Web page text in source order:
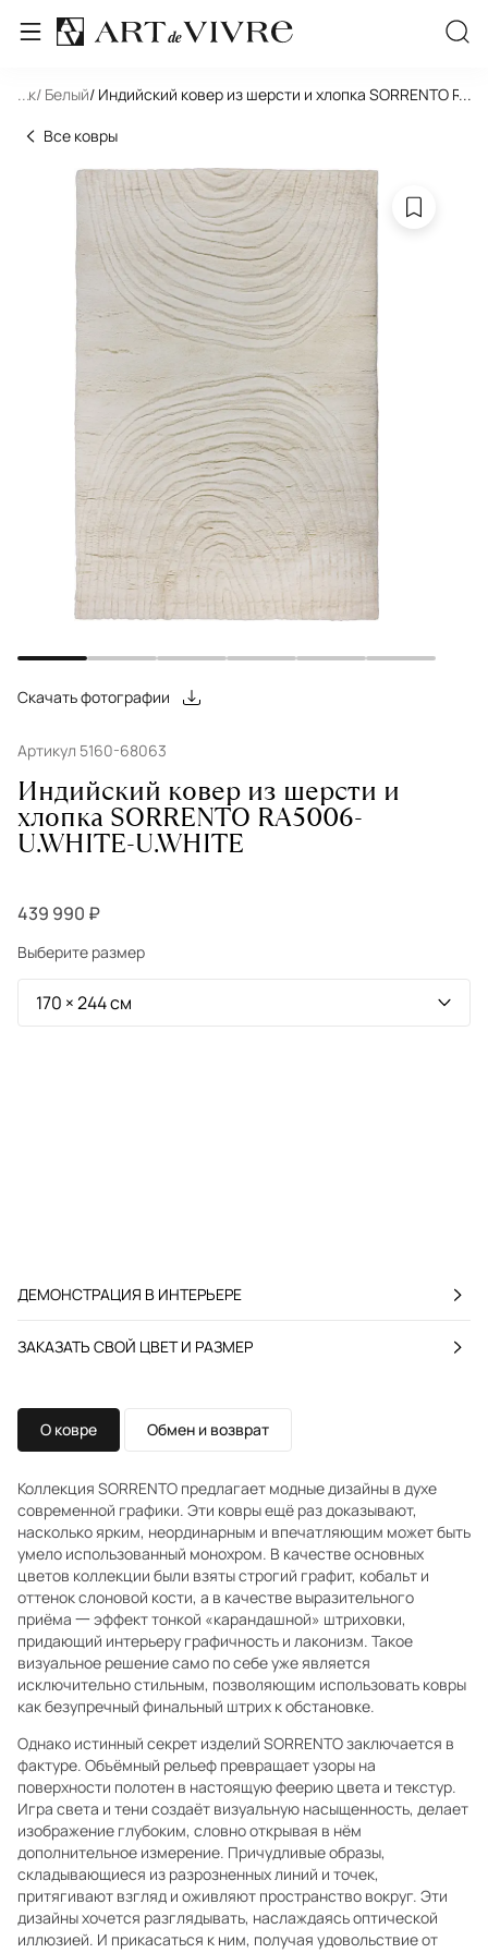
... / Белый/ Индийский ковер из шерсти и хлопка SORRENTO ...
Все ковры
Скачать фотографии
Артикул 5160-68063
Индийский ковер из шерсти и
хлопка SORRENTO RA5006-
U.WHITE-U.WHITE
439 990 ₽
Выберите размер
ДЕМОНСТРАЦИЯ В ИНТЕРЬЕРЕ
ЗАКАЗАТЬ СВОЙ ЦВЕТ И РАЗМЕР
О ковре Обмен и возврат
Коллекция SORRENTO предлагает модные дизайны в духе
современной графики. Эти ковры ещё раз доказывают,
насколько ярким, неординарным и впечатляющим может быть
умело использованный монохром. В качестве основных
цветов коллекции были взяты строгий графит, кобальт и
оттенок слоновой кости, а в качестве выразительного
приёма 一 эффект тонкой «карандашной» штриховки,
придающий интерьеру графичность и лаконизм. Такое
визуальное решение само по себе уже является
исключительно стильным, позволяющим использовать ковры
как безупречный финальный штрих к обстановке.
Однако истинный секрет изделий SORRENTO заключается в
фактуре. Объёмный рельеф превращает узоры на
поверхности полотен в настоящую феерию цвета и текстур.
Игра света и тени создаёт визуальную насыщенность, делает
изображение глубоким, словно открывая в нём
дополнительное измерение. Причудливые образы,
складывающиеся из разрозненных линий и точек,
притягивают взгляд и оживляют пространство вокруг. Эти
дизайны хочется разглядывать, наслаждаясь оптической
иллюзией. И прикасаться к ним, получая удовольствие от